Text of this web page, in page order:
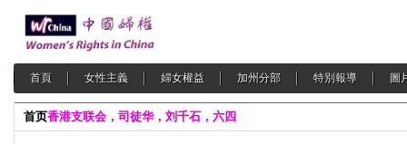
首頁 女性主義 婦女權益 加州分部 特別報導 圖
首页香港支联会，司徒华，刘千石，六四